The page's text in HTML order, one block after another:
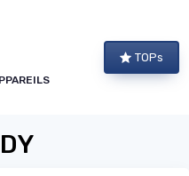
TOPs